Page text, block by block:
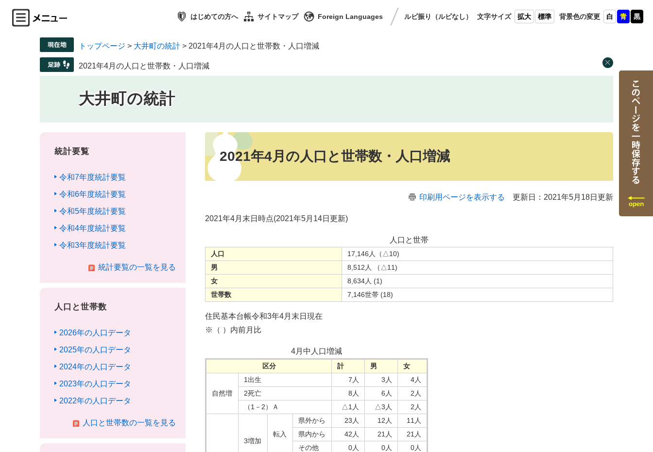
はじめての方へ サイトマップ Foreign Languages ルビ振り （ルビなし） 文字サイズ 拡大 標準 背景色の変更 白 青 黒
トップページ > 大井町の統計 > 2021年4月の人口と世帯数・人口増減
2021年4月の人口と世帯数・人口増減
大井町の統計
統計要覧
令和7年度統計要覧
令和6年度統計要覧
令和5年度統計要覧
令和4年度統計要覧
令和3年度統計要覧
統計要覧の一覧を見る
人口と世帯数
2026年の人口データ
2025年の人口データ
2024年の人口データ
2023年の人口データ
2022年の人口データ
人口と世帯数の一覧を見る
2021年4月の人口と世帯数・人口増減
印刷用ページを表示する 更新日：2021年5月18日更新
2021年4月末日時点(2021年5月14日更新)
人口と世帯
人口
17,146人（△10)
男
8,512人 （△11)
女
8,634人 (1)
世帯数
7,146世帯 (18)
住民基本台帳令和3年4月末日現在
※（ ）内前月比
4月中人口増減
区分 計 男 女
自然増
1出生 7人 3人
4人
2死亡
8人 6人
2人
（1－2）Ａ
△1人 △3人 2人
3増加
転入
県外から 23人 12人
11人
県内から
42人 21人
21人
その他
0人 0人
0人